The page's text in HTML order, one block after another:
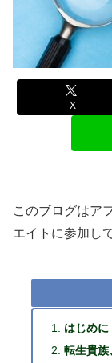
X
このブログはア
エイトに参加し
はじめに
転生貴族